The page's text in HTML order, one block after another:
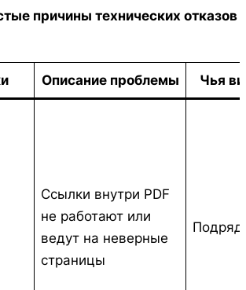
причины технических отказов
Описание проблемы Чья
Ссылки внутри PDF
не работают или
ведут на неверные
страницы